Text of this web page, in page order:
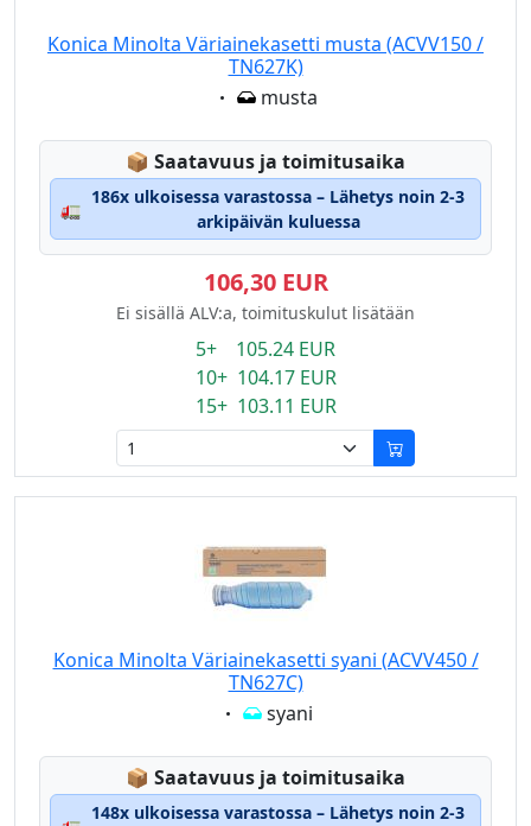
Konica Minolta Väriainekasetti musta (ACVV150 /
TN627K)
Eigenschaft:
musta
📦 Lagerstatus:
Saatavuus ja toimitusaika
🚛
186x ulkoisessa varastossa – Lähetys noin 2-3
arkipäivän kuluessa
106,30 EUR
Ei sisällä ALV:a, toimituskulut lisätään
5+ 105.24 EUR
10+ 104.17 EUR
15+ 103.11 EUR
Konica Minolta Väriainekasetti syani (ACVV450 /
TN627C)
Eigenschaft:
syani
📦 Lagerstatus:
Saatavuus ja toimitusaika
148x ulkoisessa varastossa – Lähetys noin 2-3